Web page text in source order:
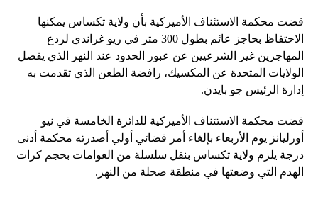
قضت محكمة الاستئناف الأميركية بأن ولاية تكساس يمكنها
الاحتفاظ بحاجز عائم بطول 300 متر في ريو غراندي لردع
المهاجرين غير الشرعيين عن عبور الحدود عند النهر الذي يفصل
الولايات المتحدة عن المكسيك، رافضة الطعن الذي تقدمت به
إدارة الرئيس جو بايدن.
قضت محكمة الاستئناف الأميركية للدائرة الخامسة في نيو
أورليانز يوم الأربعاء بإلغاء أمر قضائي أولي أصدرته محكمة أدنى
درجة يلزم ولاية تكساس بنقل سلسلة من العوامات بحجم كرات
الهدم التي وضعتها في منطقة ضحلة من النهر.